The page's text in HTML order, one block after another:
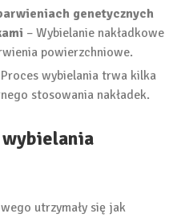
genetycznych
– Wybielanie nakładkowe
powierzchniowe.
wybielania trwa kilka
stosowania nakładek.
utrzymały się jak